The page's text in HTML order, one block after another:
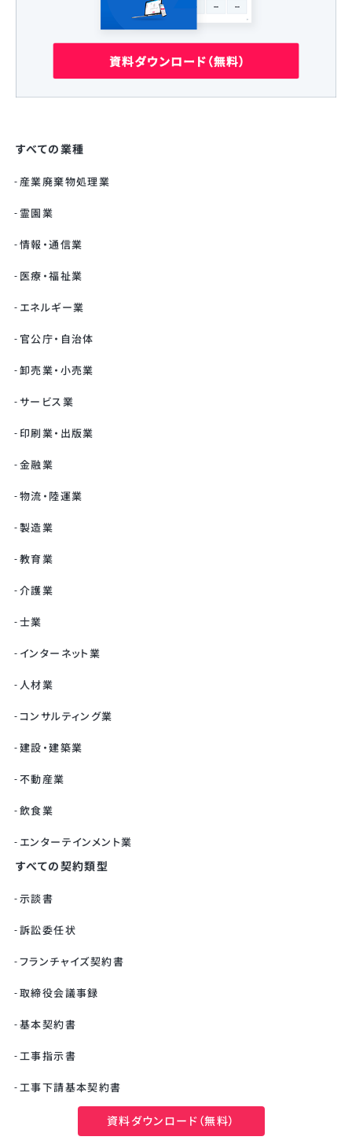
すべての業種
産業廃棄物処理業
霊園業
情報・通信業
医療・福祉業
エネルギー業
官公庁・自治体
卸売業・小売業
サービス業
印刷業・出版業
金融業
物流・陸運業
製造業
教育業
介護業
士業
インターネット業
人材業
コンサルティング業
建設・建築業
不動産業
飲食業
エンターテインメント業
すべての契約類型
示談書
訴訟委任状
フランチャイズ契約書
取締役会議事録
基本契約書
工事指示書
工事下請基本契約書
産業廃棄物処理委託契約資料ダウンロード（無料）